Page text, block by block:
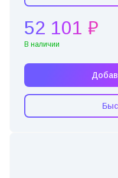
52 101 ₽
В наличии